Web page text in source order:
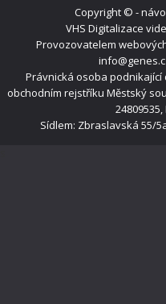
Copyright © -
VHS Digitalizace
Provozovatelem
Právnická osoba
obchodním rejstříku Městský
24809535,
Sídlem: Zbraslavská 55/